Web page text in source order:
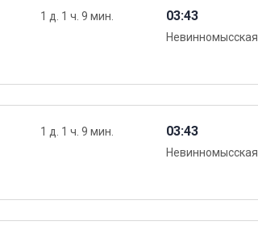
1 д. 1 ч. 9 мин. 03:43
Невинномысская
1 д. 1 ч. 9 мин. 03:43
Невинномысская